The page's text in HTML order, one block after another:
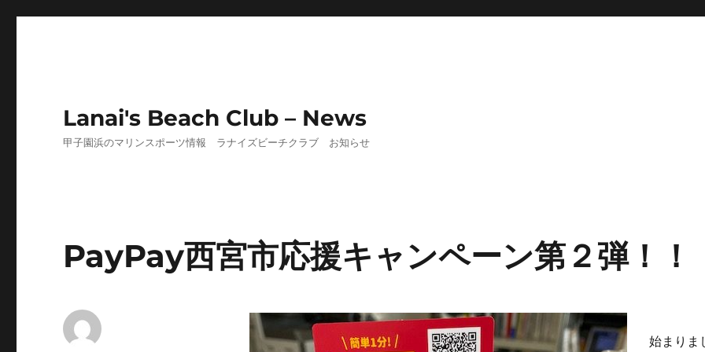
Lanai's Beach Club – News
甲子園浜のマリンスポーツ情報 ラナイズビーチクラブ お知らせ
PayPay西宮市応援キャンペーン第２弾！！
始まりま